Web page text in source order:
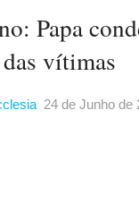
Papa
vítimas
24 de Junho de